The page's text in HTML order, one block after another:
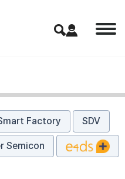
Factory SDV
Semicon